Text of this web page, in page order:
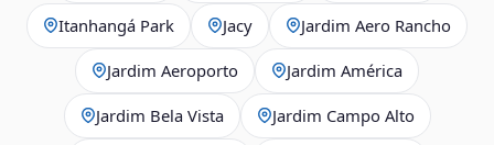
Itanhangá Park Jacy Jardim Aero Rancho
Jardim Aeroporto Jardim América
Jardim Bela Vista Jardim Campo Alto